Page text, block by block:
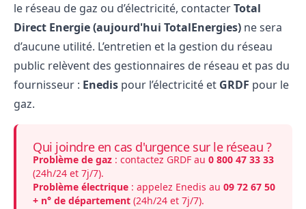
le réseau de gaz ou d’électricité, contacterTotal
Direct Energie (aujourd'hui TotalEnergies) ne sera
d’aucune utilité. L’entretien et la gestion du réseau
public relèvent des gestionnaires de réseau et pas du
fournisseur : Enedis pour l’électricité et GRDF pour le
gaz.
Qui joindre en cas d'urgence sur le réseau ?
Problème de gaz : contactez GRDF au 0​ 800​ 47​ 33​ 33
(24h/24 et 7j/7).
Problème électrique : appelez Enedis au 09 72 67 50
+ n° de département (24h/24 et 7j/7).